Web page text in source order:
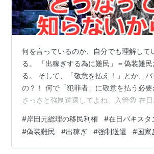
何を言っているのか、自分でも理解して
る。 「出稼ぎする為に難民」＝偽装難
る。 そして、「敬意を払え！」とか、
の？！ 何で「犯罪者」に敬意を払う必要
さっさと強制送還してよね、入管😡 在日
族を母国に残し、1人で難民してるんだ！
かせないなら申請制度を無くせだからビ
う・・・・・「不正」は違法！経営ビザ
#岸田元総理の移民利権 #在日パキスタ
#偽装難民 #出稼ぎ #強制送還 #国家